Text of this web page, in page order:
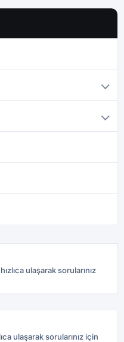
ulaşarak sorularınız
ulaşarak sorularınız için